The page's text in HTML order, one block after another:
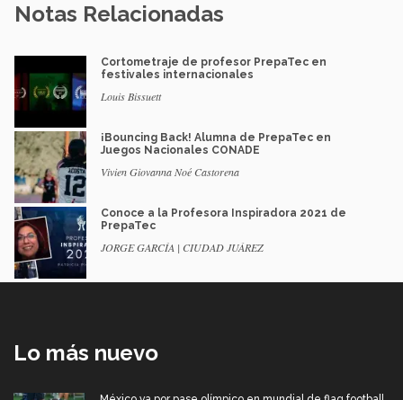
Notas Relacionadas
Cortometraje de profesor PrepaTec en
festivales internacionales
Louis Bissuett
¡Bouncing Back! Alumna de PrepaTec en
Juegos Nacionales CONADE
Vivien Giovanna Noé Castorena
Conoce a la Profesora Inspiradora 2021 de
PrepaTec
JORGE GARCÍA | CIUDAD JUÁREZ
Lo más nuevo